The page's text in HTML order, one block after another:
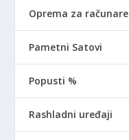
Oprema za računare
Pametni Satovi
Popusti %
Rashladni uređaji